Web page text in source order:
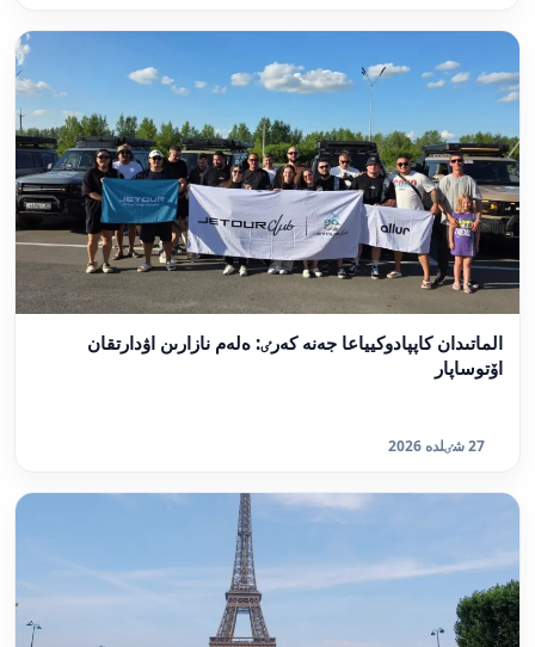
الماتىدان كاپپادوكيياعا جەنە كەرٸ: ەلەم نازارىن اۋدارتقان
اۆتوساپار
27 شٸلدە 2026